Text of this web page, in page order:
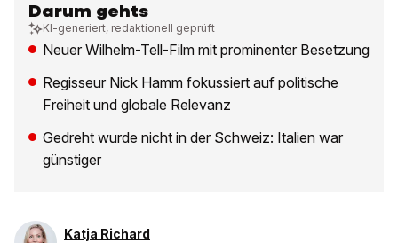
Darum gehts
KI-generiert, redaktionell geprüft
Neuer Wilhelm-Tell-Film mit prominenter Besetzung
Regisseur Nick Hamm fokussiert auf politische
Freiheit und globale Relevanz
Gedreht wurde nicht in der Schweiz: Italien war
günstiger
Katja Richard